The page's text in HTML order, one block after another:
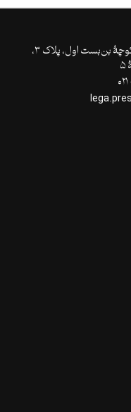
تهـران،‌ خیابان انقلاب، خیابان خارک، کوچۀ بن‌بست اول، پلاک ۳،